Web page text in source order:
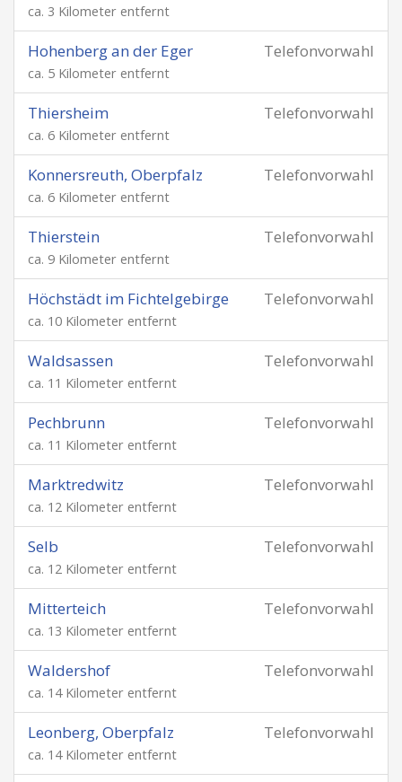
ca. 3 Kilometer entfernt
Telefonvorwahl
Hohenberg an der Eger
ca. 5 Kilometer entfernt
Telefonvorwahl
Thiersheim
ca. 6 Kilometer entfernt
Telefonvorwahl
Konnersreuth, Oberpfalz
ca. 6 Kilometer entfernt
Telefonvorwahl
Thierstein
ca. 9 Kilometer entfernt
Telefonvorwahl
Höchstädt im Fichtelgebirge
ca. 10 Kilometer entfernt
Telefonvorwahl
Waldsassen
ca. 11 Kilometer entfernt
Telefonvorwahl
Pechbrunn
ca. 11 Kilometer entfernt
Telefonvorwahl
Marktredwitz
ca. 12 Kilometer entfernt
Telefonvorwahl
Selb
ca. 12 Kilometer entfernt
Telefonvorwahl
Mitterteich
ca. 13 Kilometer entfernt
Telefonvorwahl
Waldershof
ca. 14 Kilometer entfernt
Telefonvorwahl
Leonberg, Oberpfalz
ca. 14 Kilometer entfernt